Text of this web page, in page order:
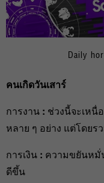
Daily
คนเกิดวันเสาร์
การงาน : ช่วงนี้จะเห
หลาย ๆ อย่าง แต่โดย
การเงิน : ความขยันหมั่
ดีขึ้น